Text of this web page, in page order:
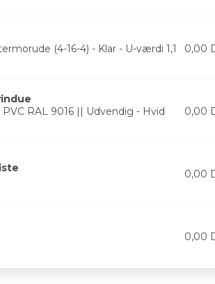
(4-16-4) - Klar - U-værdi 1,1
0,00
RAL 9016 || Udvendig - Hvid
0,00
0,00
0,00